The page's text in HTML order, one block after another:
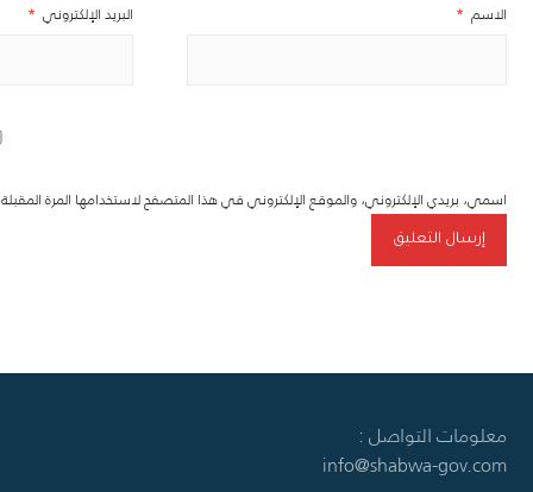
الاسم * البريد الإلكتروني *
اسمي، بريدي الإلكتروني، والموقع الإلكتروني في هذا المتصفح لاستخدامها المرة
معلومات التواصل :
info@shabwa-gov.com